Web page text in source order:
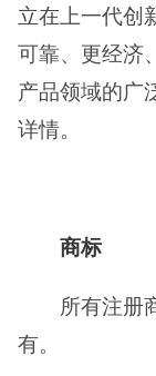
立在上一代创
可靠、更经济
产品领域的广
详情。
商标
所有注册
有。